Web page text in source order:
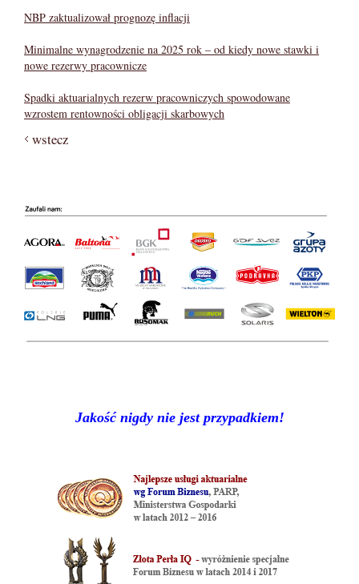
NBP zaktualizował prognozę inflacji
Minimalne wynagrodzenie na 2025 rok – od kiedy nowe stawki i
nowe rezerwy pracownicze
Spadki aktuarialnych rezerw pracowniczych spowodowane
wzrostem rentowności obligacji skarbowych
wstecz
Jakość nigdy nie jest przypadkiem!